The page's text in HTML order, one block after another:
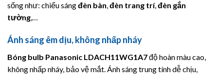
sống như: chiếu sángđèn bàn đèn trang trí, đèn gắn
tường
Ánh sáng êm dịu, không nhấp nháy
Bóng bulb Panasonic LDACH11WG1A7độ hoàn màu cao,
không nhấp nháy, bảo vệ mắt. Ánh sáng trung tính dễ chịu,